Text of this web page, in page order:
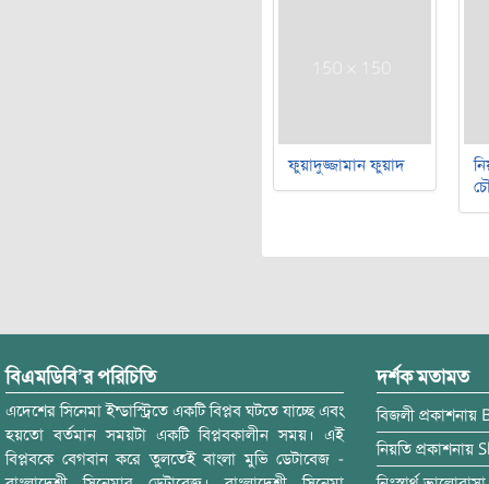
ফুয়াদুজ্জামান ফুয়াদ
বিএমডিবি’র পরিচিতি
এদেশের সিনেমা ইন্ডাস্ট্রিতে একটি বিপ্লব ঘটতে যাচ্ছে এবং
হয়তো বর্তমান সময়টা একটি বিপ্লবকালীন সময়। এই
বিপ্লবকে বেগবান করে তুলতেই বাংলা মুভি ডেটাবেজ -
দর্শক মতামত
বিজলী প্রকাশনায়
নিয়তি প্রকাশনায়